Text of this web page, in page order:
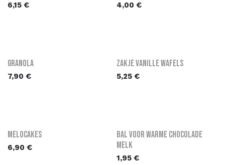
6,15 € 4,00 €
Granola
7,90 €
Zakje vanille wafels
5,25€
Melocakes
6,90 €
Bal voor warme chocolade
melk
1,95€